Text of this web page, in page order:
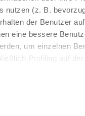
nutzen (z. B.
der Benutzer
eine bessere
um einzelnen
Profiling auf
verwenden, indem
always have the